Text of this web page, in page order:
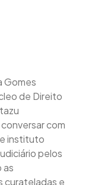
Gomes
de Direito
com
instituto
pelos
as
curateladas e